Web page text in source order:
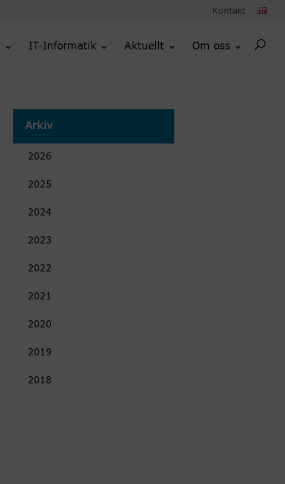
Kontakt
IT-Informatik Aktuellt Om oss
Arkiv
2026
2025
2024
2023
2022
2021
2020
2019
2018